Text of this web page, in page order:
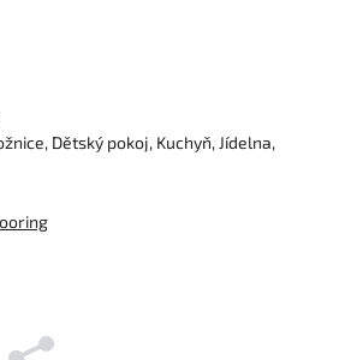
Dětský pokoj, Kuchyň, Jídelna,